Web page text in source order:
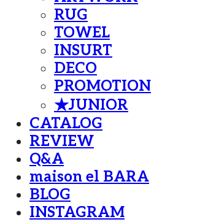
RUG
TOWEL
INSURT
DECO
PROMOTION
★JUNIOR
CATALOG
REVIEW
Q&A
maison el BARA
BLOG
INSTAGRAM